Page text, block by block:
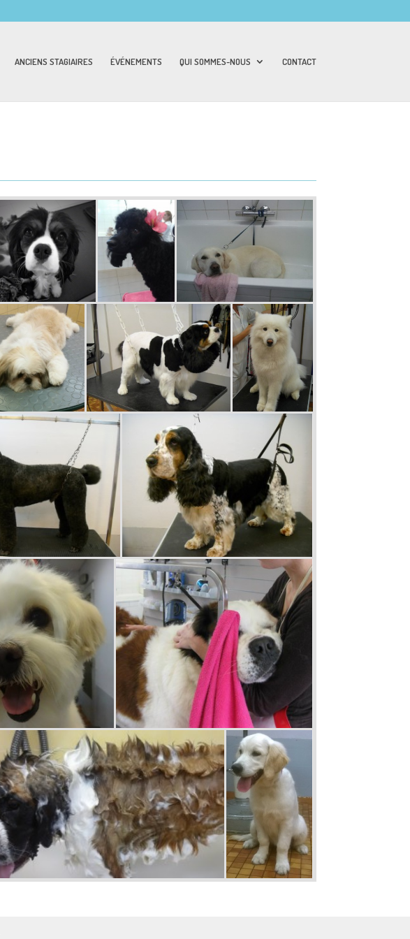
ANCIENS STAGIAIRES ÉVÉNEMENTS QUI SOMMES-NOUS CONTACT